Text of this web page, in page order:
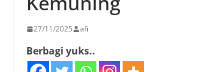
27/11/2025 afi
Berbagi yuks..